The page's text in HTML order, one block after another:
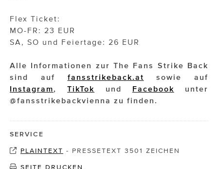
Flex Ticket:
MO-FR: 23 EUR
SA, SO und Feiertage: 26 EUR
Alle Informationen zur The Fans Strike Back
sind auf fansstrikeback.at sowie auf
Instagram,TikTok und Facebook unter
@fansstrikebackvienna zu finden.
SERVICE
PLAINTEXT - PRESSETEXT 3501 ZEICHEN
SEITE DRUCKEN